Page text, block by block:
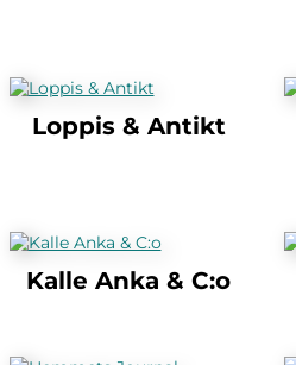
Loppis & Antikt
Kalle Anka & C:o